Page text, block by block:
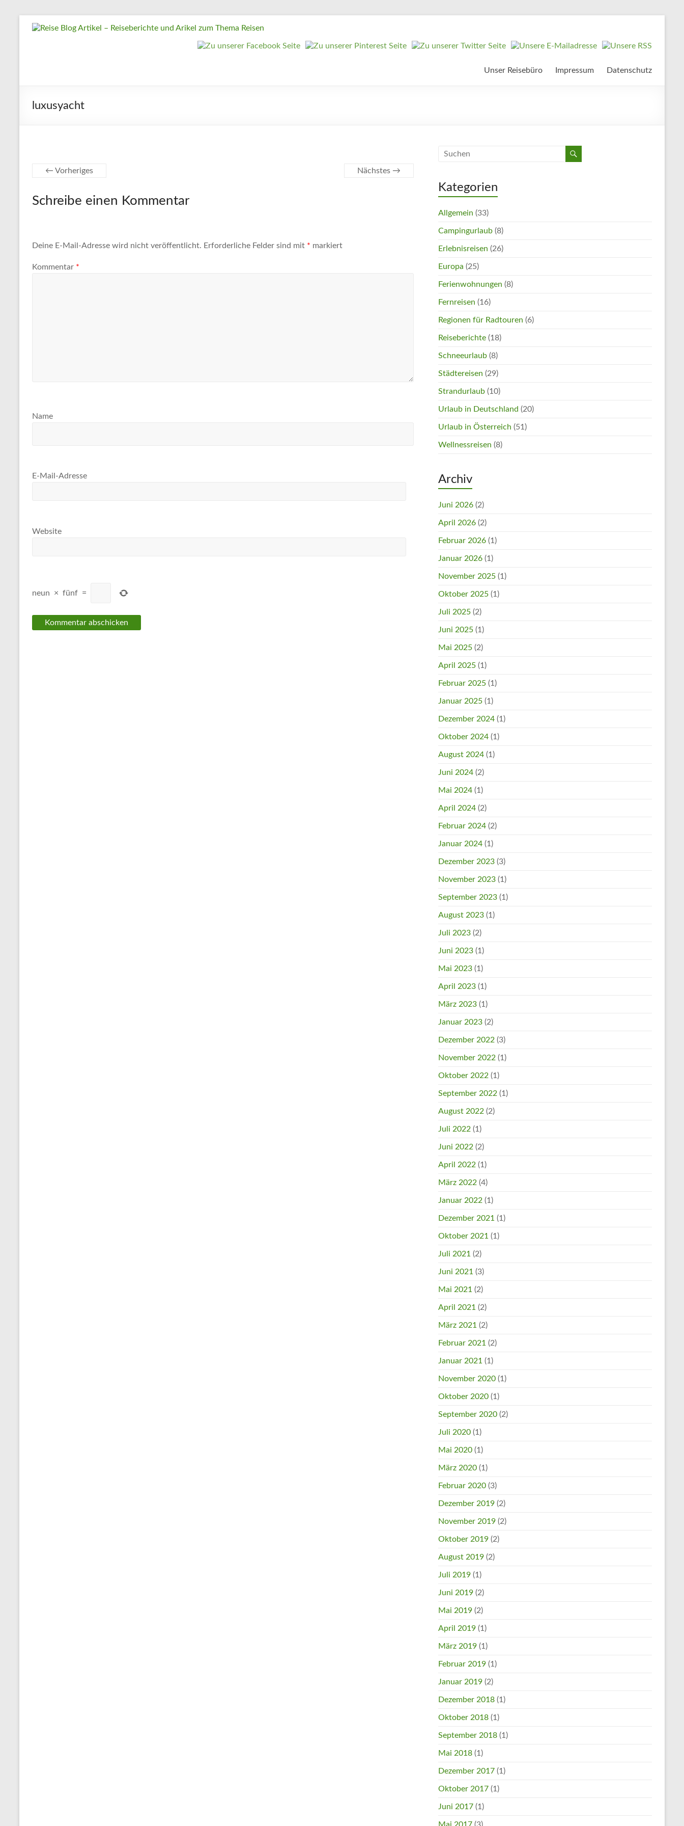
InhaltReise
und
Reisen
Reise
Urlaub,
und
zum
Unser Reisebüro Impressum Datenschutz
luxusyacht
← Vorheriges Nächstes →
Schreibe einen Kommentar
Deine E-Mail-Adresse wird nicht veröffentlicht. Erforderliche Felder sind mit * markiert
Kommentar *
Name
E-Mail-Adresse
Website
neun × fünf =
Kategorien
Allgemein (33)
Campingurlaub (8)
Erlebnisreisen (26)
Europa (25)
Ferienwohnungen (8)
Fernreisen (16)
Regionen für Radtouren (6)
Reiseberichte (18)
Schneeurlaub (8)
Städtereisen (29)
Strandurlaub (10)
Urlaub in Deutschland (20)
Urlaub in Österreich (51)
Wellnessreisen (8)
Archiv
Juni 2026 (2)
April 2026 (2)
Februar 2026 (1)
Januar 2026 (1)
November 2025 (1)
Oktober 2025 (1)
Juli 2025 (2)
Juni 2025 (1)
Mai 2025 (2)
April 2025 (1)
Februar 2025 (1)
Januar 2025 (1)
Dezember 2024 (1)
Oktober 2024 (1)
August 2024 (1)
Juni 2024 (2)
Mai 2024 (1)
April 2024 (2)
Februar 2024 (2)
Januar 2024 (1)
Dezember 2023 (3)
November 2023 (1)
September 2023 (1)
August 2023 (1)
Juli 2023 (2)
Juni 2023 (1)
Mai 2023 (1)
April 2023 (1)
März 2023 (1)
Januar 2023 (2)
Dezember 2022 (3)
November 2022 (1)
Oktober 2022 (1)
September 2022 (1)
August 2022 (2)
Juli 2022 (1)
Juni 2022 (2)
April 2022 (1)
März 2022 (4)
Januar 2022 (1)
Dezember 2021 (1)
Oktober 2021 (1)
Juli 2021 (2)
Juni 2021 (3)
Mai 2021 (2)
April 2021 (2)
März 2021 (2)
Februar 2021 (2)
Januar 2021 (1)
November 2020 (1)
Oktober 2020 (1)
September 2020 (2)
Juli 2020 (1)
Mai 2020 (1)
März 2020 (1)
Februar 2020 (3)
Dezember 2019 (2)
November 2019 (2)
Oktober 2019 (2)
August 2019 (2)
Juli 2019 (1)
Juni 2019 (2)
Mai 2019 (2)
April 2019 (1)
März 2019 (1)
Februar 2019 (1)
Januar 2019 (2)
Dezember 2018 (1)
Oktober 2018 (1)
September 2018 (1)
Mai 2018 (1)
Dezember 2017 (1)
Oktober 2017 (1)
Juni 2017 (1)